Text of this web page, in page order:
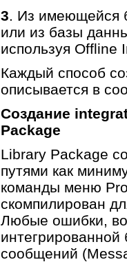
3. Из имеющейся
или из базы
используя Offline
Каждый способ
описывается в
Создание
Package
Library Package
путями как
команды меню
скомпилирован
Любые ошибки,
сообщений